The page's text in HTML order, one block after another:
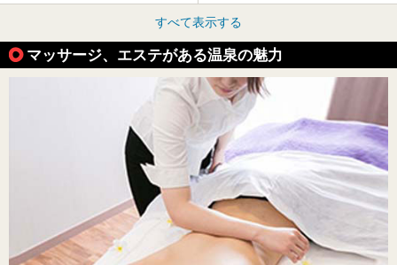
すべて表示する
マッサージ、エステがある温泉の魅力